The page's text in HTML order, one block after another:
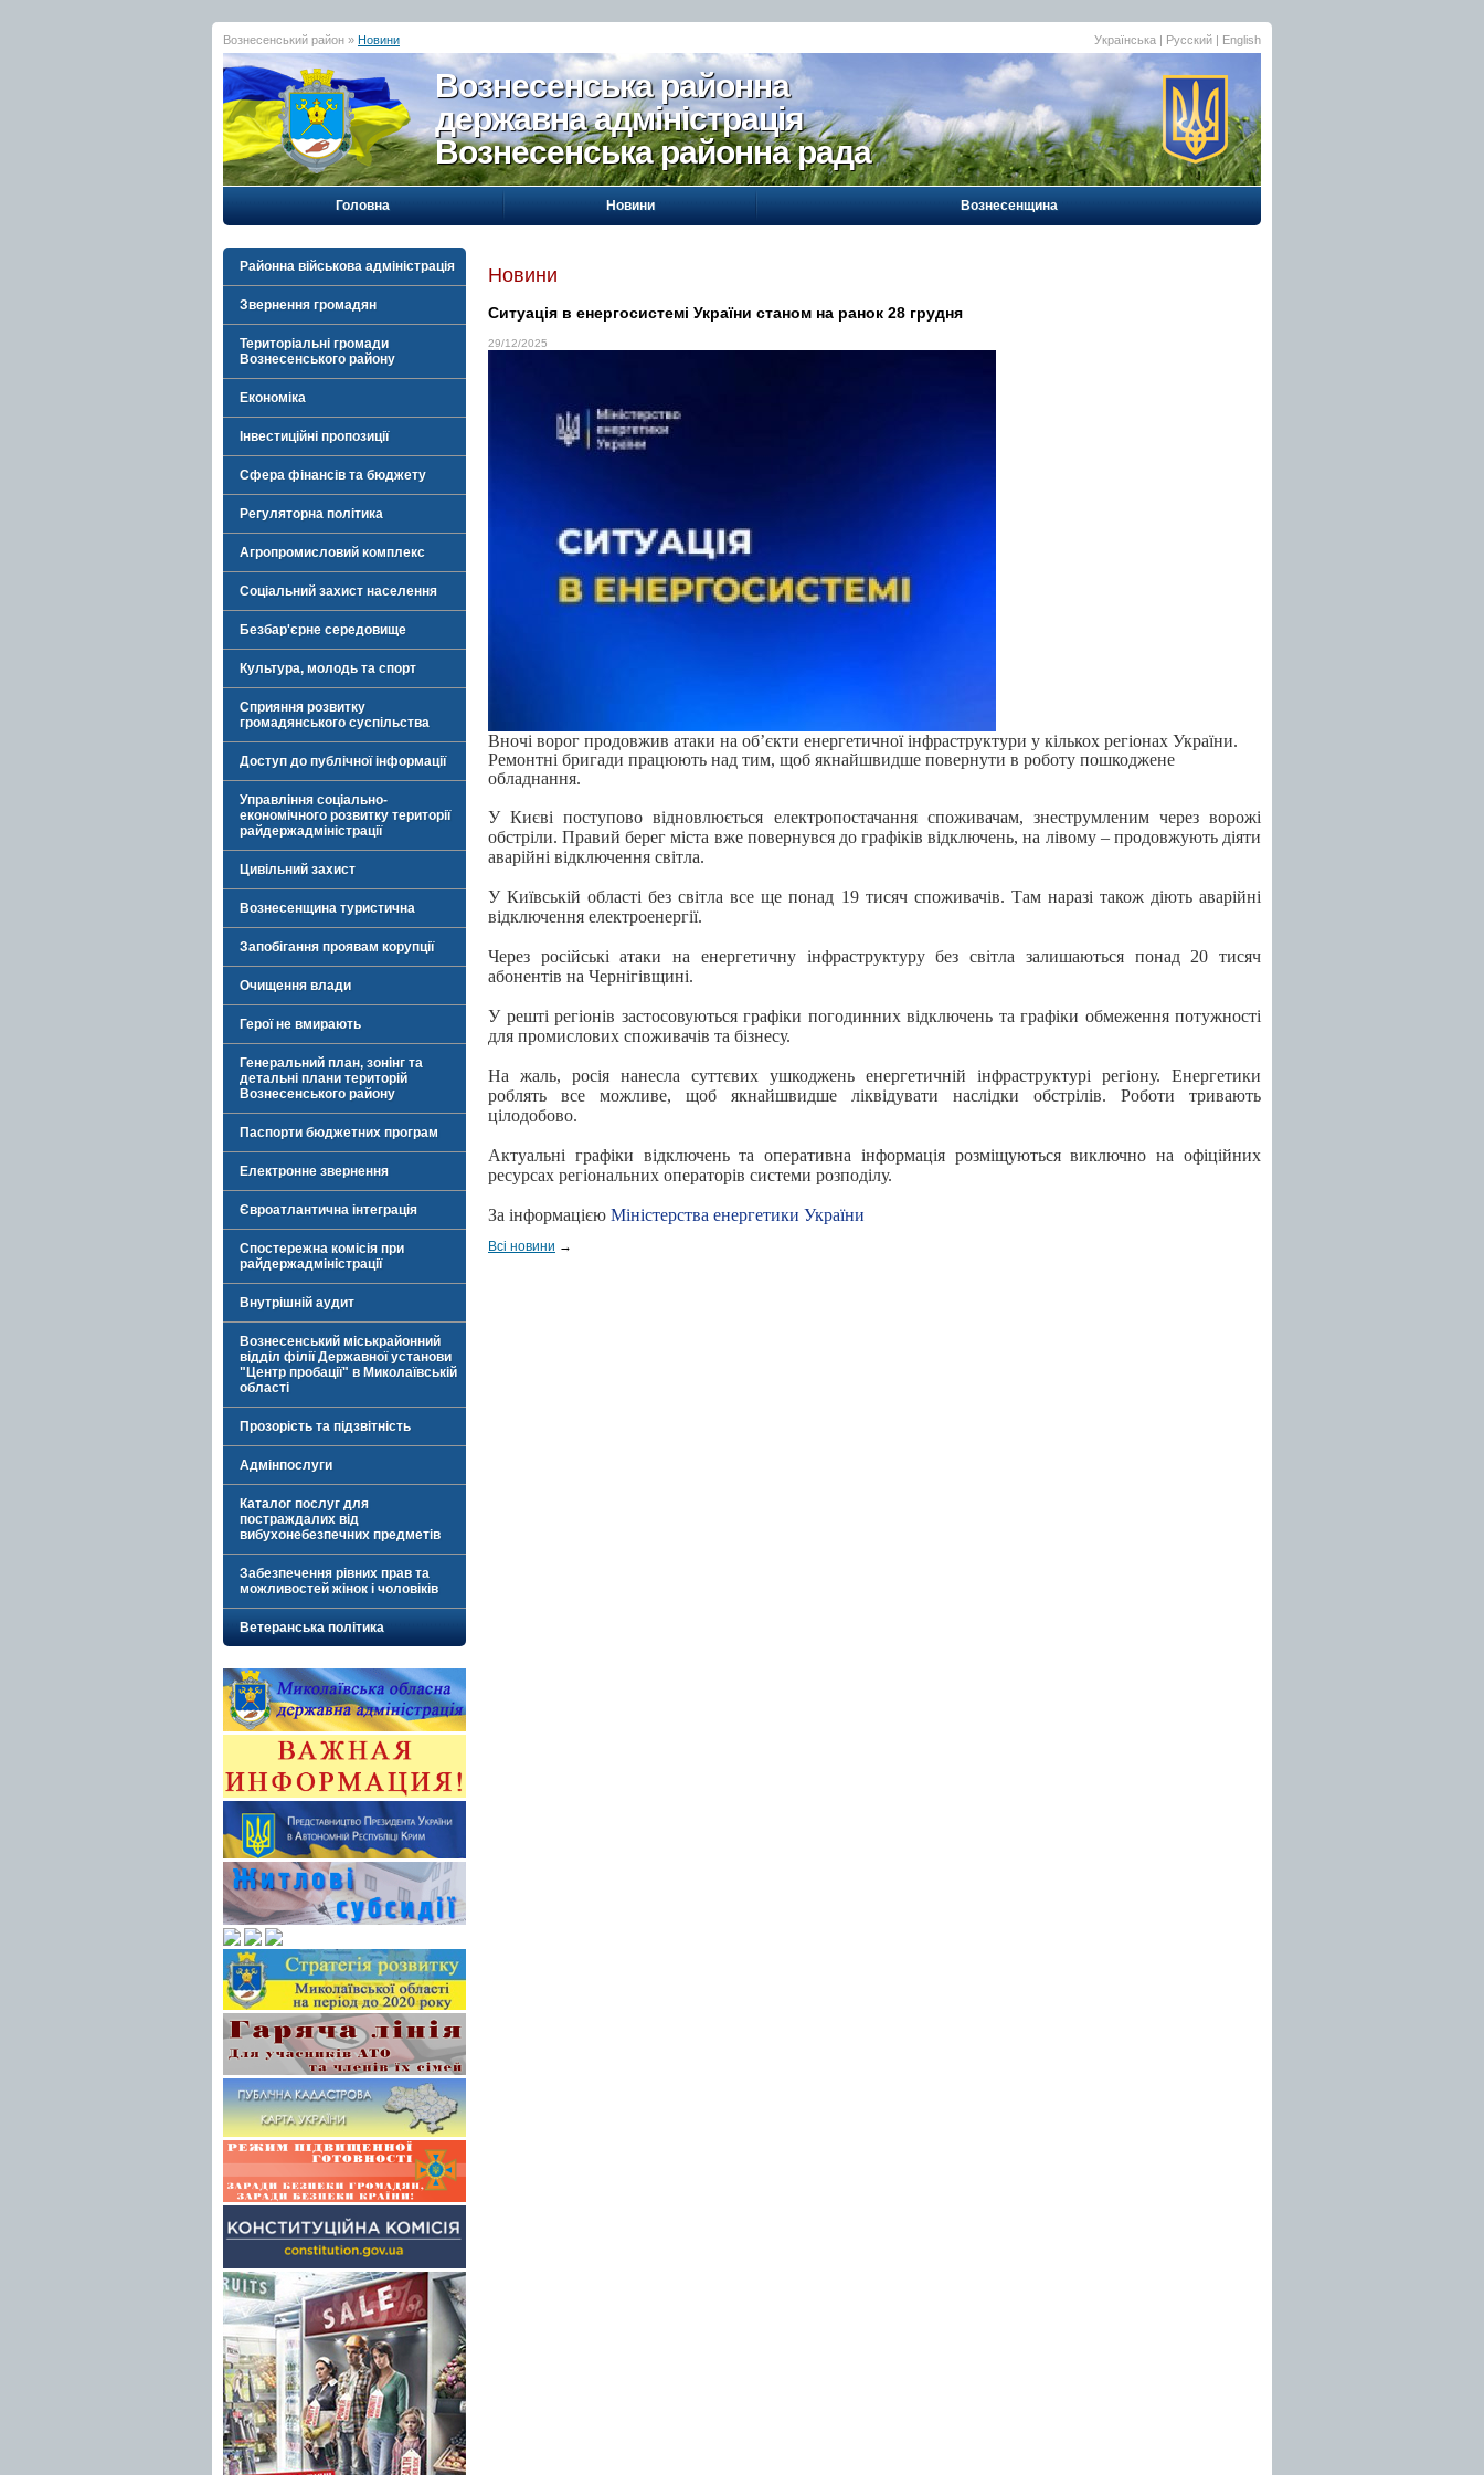
Вознесенський район » Новини Українська | Русский | English
Вознесенська районна
державна адміністрація
Вознесенська районна рада
Головна Новини Вознесенщина
Районна військова адміністрація
Звернення громадян
Територіальні громади
Вознесенського району
Економіка
Інвестиційні пропозиції
Сфера фінансів та бюджету
Регуляторна політика
Агропромисловий комплекс
Соціальний захист населення
Безбар'єрне середовище
Культура, молодь та спорт
Сприяння розвитку
громадянського суспільства
Доступ до публічної інформації
Управління соціально-
економічного розвитку території
райдержадміністрації
Цивільний захист
Вознесенщина туристична
Запобігання проявам корупції
Очищення влади
Герої не вмирають
Генеральний план, зонінг та
детальні плани територій
Вознесенського району
Паспорти бюджетних програм
Електронне звернення
Євроатлантична інтеграція
Спостережна комісія при
райдержадміністрації
Внутрішній аудит
Вознесенський міськрайонний
відділ філії Державної установи
"Центр пробації" в Миколаївській
області
Прозорість та підзвітність
Адмінпослуги
Каталог послуг для
постраждалих від
вибухонебезпечних предметів
Забезпечення рівних прав та
можливостей жінок і чоловіків
Ветеранська політика
Новини
Ситуація в енергосистемі України станом на ранок 28 грудня
29/12/2025
Вночі ворог продовжив атаки на об’єкти енергетичної інфраструктури у кількох регіонах України.
Ремонтні бригади працюють над тим, щоб якнайшвидше повернути в роботу пошкоджене
обладнання.
У Києві поступово відновлюється електропостачання споживачам, знеструмленим через ворожі
обстріли. Правий берег міста вже повернувся до графіків відключень, на лівому – продовжують діяти
аварійні відключення світла.
У Київській області без світла все ще понад 19 тисяч споживачів. Там наразі також діють аварійні
відключення електроенергії.
Через російські атаки на енергетичну інфраструктуру без світла залишаються понад 20 тисяч
абонентів на Чернігівщині.
У решті регіонів застосовуються графіки погодинних відключень та графіки обмеження потужності
для промислових споживачів та бізнесу.
На жаль, росія нанесла суттєвих ушкоджень енергетичній інфраструктурі регіону. Енергетики
роблять все можливе, щоб якнайшвидше ліквідувати наслідки обстрілів. Роботи тривають
цілодобово.
Актуальні графіки відключень та оперативна інформація розміщуються виключно на офіційних
ресурсах регіональних операторів системи розподілу.
За інформацією Міністерства енергетики України
Всі новини →